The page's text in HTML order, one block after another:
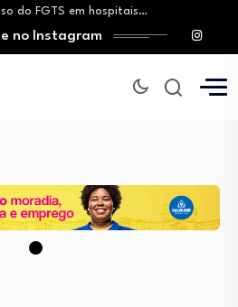
do FGTS em hospitais…
de diagnósticos tardios…
entrega à Bahia um…
amplia ações de incentivo…
ao SUS reduz em até…
no Instagram